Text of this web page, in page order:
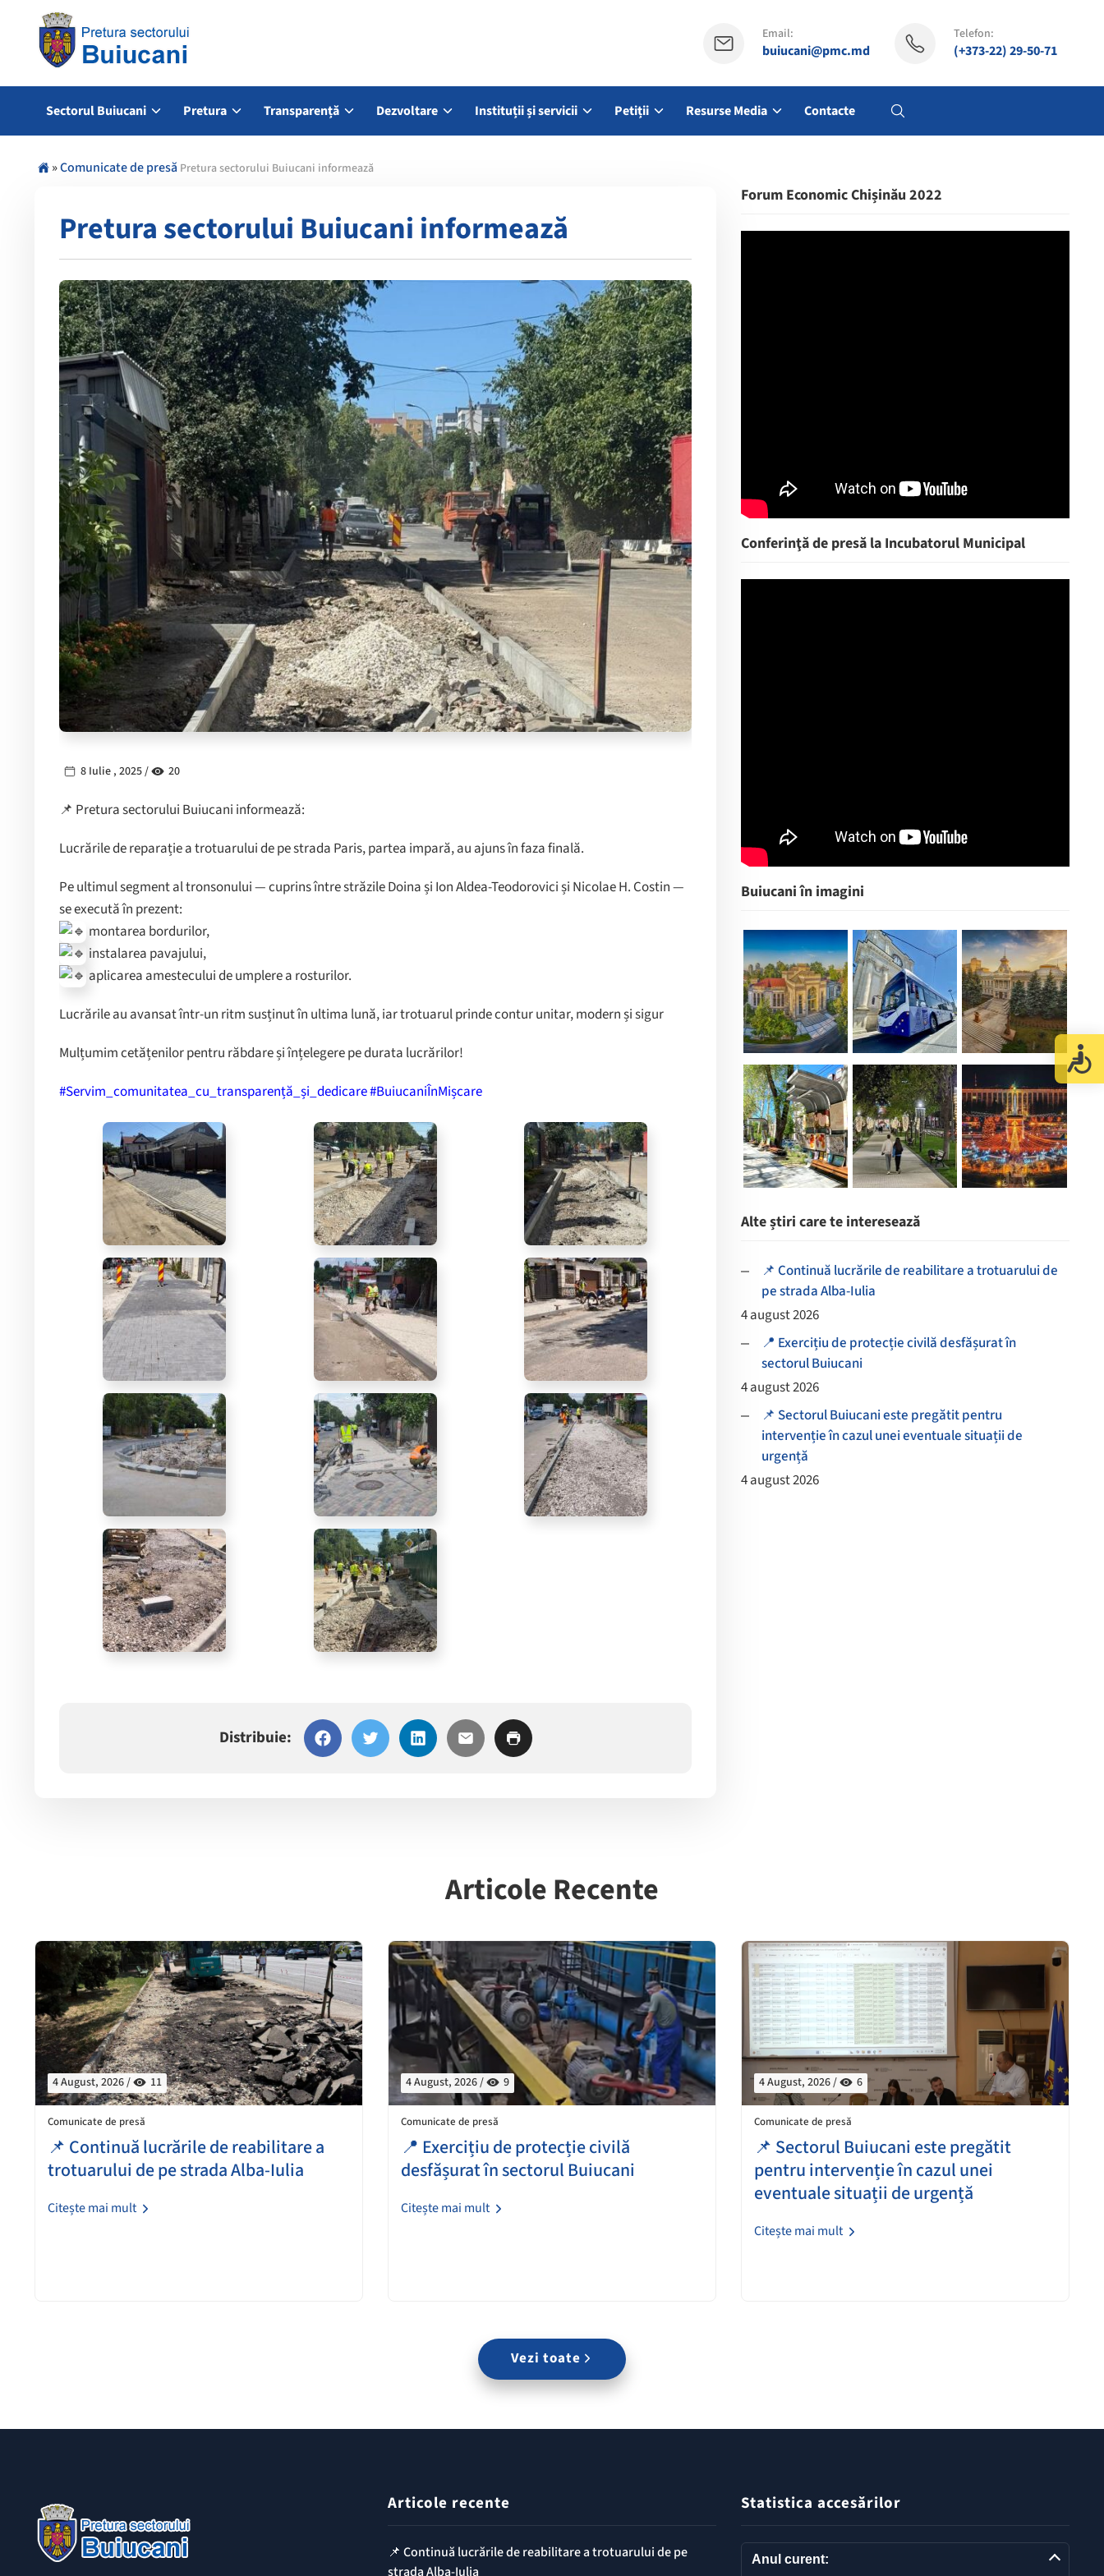
Email:
buiucani@pmc.md
Telefon:
(+373-22) 29-50-71
Sectorul Buiucani Pretura Transparență Dezvoltare Instituții și servicii Petiții Resurse Media Contacte
»Comunicate de presă Pretura sectorului Buiucani informează
Pretura sectorului Buiucani informează
8 Iulie , 2025 / 20
📌 Pretura sectorului Buiucani informează:
Lucrările de reparație a trotuarului de pe strada Paris, partea impară, au ajuns în faza finală.
Pe ultimul segment al tronsonului — cuprins între străzile Doina și Ion Aldea-Teodorovici și Nicolae H. Costin —
se execută în prezent:
montarea bordurilor,
instalarea pavajului,
aplicarea amestecului de umplere a rosturilor.
Lucrările au avansat într-un ritm susținut în ultima lună, iar trotuarul prinde contur unitar, modern și sigur
Mulțumim cetățenilor pentru răbdare și înțelegere pe durata lucrărilor!
#Servim_comunitatea_cu_transparență_și_dedicare#BuiucaniÎnMișcare
Distribuie:
Forum Economic Chișinău 2022
Conferinţă de presă la Incubatorul Municipal
Buiucani în imagini
Alte știri care te interesează
📌 Continuă lucrările de reabilitare a trotuarului de
pe strada Alba-Iulia
4 august 2026
📍 Exercițiu de protecție civilă desfășurat în
sectorul Buiucani
4 august 2026
📌 Sectorul Buiucani este pregătit pentru
intervenție în cazul unei eventuale situații de
urgență
4 august 2026
Articole Recente
4 August, 2026 / 11
Comunicate de presă
📌 Continuă lucrările de reabilitare a
trotuarului de pe strada Alba-Iulia
Citește mai mult
4 August, 2026 / 9
Comunicate de presă
📍 Exercițiu de protecție civilă
desfășurat în sectorul Buiucani
Citește mai mult
4 August, 2026 / 6
Comunicate de presă
📌 Sectorul Buiucani este pregătit
pentru intervenție în cazul unei
eventuale situații de urgență
Citește mai mult
Vezi toate
Articole recente
📌 Continuă lucrările de reabilitare a trotuarului de pe
strada Alba-Iulia
Statistica accesărilor
Anul curent: